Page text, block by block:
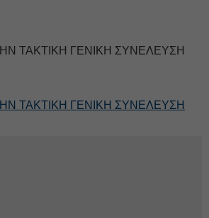
ΤΑΚΤΙΚΗ ΓΕΝΙΚΗ ΣΥΝΕΛΕΥΣΗ
ΤΑΚΤΙΚΗ ΓΕΝΙΚΗ ΣΥΝΕΛΕΥΣΗ